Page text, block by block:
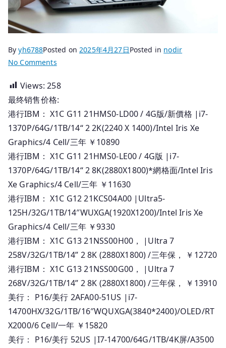
Byyh6788Posted on 2025年4月27日Posted in nodir
No Commentson
香
港
行
貨
Thinkpad
記
本
_
人
民
幣
報
價
Views: 258
最终销售价格:
港行IBM： X1C G11 21HMS0-LD00 / 4G版/新價格 |i7-
1370P/64G/1TB/14“ 2 2K(2240 X 1400)/Intel Iris Xe
Graphics/4 Cell/三年 ￥10890
港行IBM： X1C G11 21HMS0-LE00 / 4G版 |i7-
1370P/64G/1TB/14“ 2 8K(2880X1800)*網格面/Intel Iris
Xe Graphics/4 Cell/三年 ￥11630
港行IBM： X1C G12 21KCS04A00 |Ultra5-
125H/32G/1TB/14″WUXGA(1920X1200)/Intel Iris Xe
Graphics/4 Cell/三年 ￥9330
港行IBM： X1C G13 21NSS00H00， |Ultra 7
258V/32G/1TB/14” 2 8K (2880X1800) /三年保， ￥12720
港行IBM： X1C G13 21NSS00G00， |Ultra 7
268V/32G/1TB/14” 2 8K (2880X1800) /三年保， ￥13910
美行： P16/美行 2AFA00-51US |i7-
14700HX/32G/1TB/16″WQUXGA(3840*2400)/OLED/RT
X2000/6 Cell/一年 ￥15820
美行： P16/美行 52US |I7-14700/64G/1TB/4K屏/A3500